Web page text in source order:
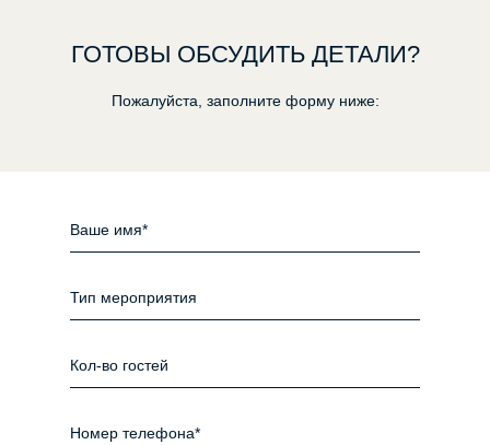
ГОТОВЫ ОБСУДИТЬ ДЕТАЛИ?
Пожалуйста, заполните форму ниже: